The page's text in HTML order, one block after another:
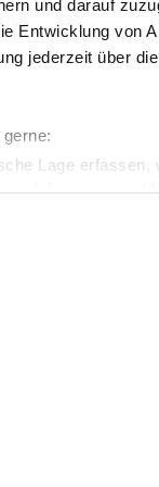
und darauf
Entwicklung von
jederzeit über
Lage
bestimmten
geben wir
sie im Rahmen